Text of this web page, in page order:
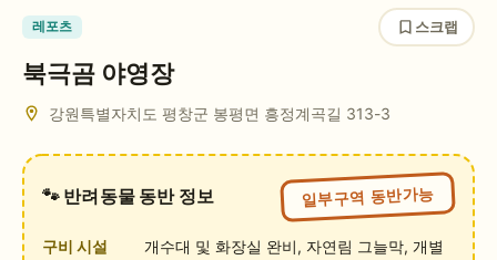
레포츠 스크랩
북극곰 야영장
강원특별자치도 평창군 봉평면 흥정계곡길 313-3
🐾 반려동물 동반 정보 일부구역 동반가능
구비 시설
개수대 및 화장실 완비, 자연림 그늘막, 개별